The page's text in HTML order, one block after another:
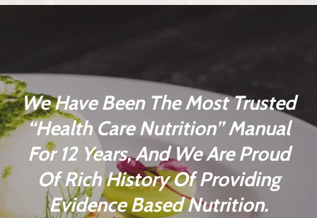
We Have Been The Most Trusted
“Health Care Nutrition” Manual
For 12 Years, And We Are Proud
Of Rich History Of Providing
Evidence Based Nutrition.